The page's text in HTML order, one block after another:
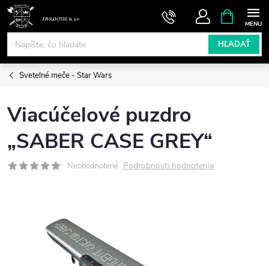
Prejsť
obsah
HĽADAŤ
KOŠÍK
Svetelné meče - Star Wars
Viacúčelové puzdro
„SABER CASE GREY“
Neohodnotené Podrobnosti hodnotenia